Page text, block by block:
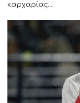
καρχαρίας...